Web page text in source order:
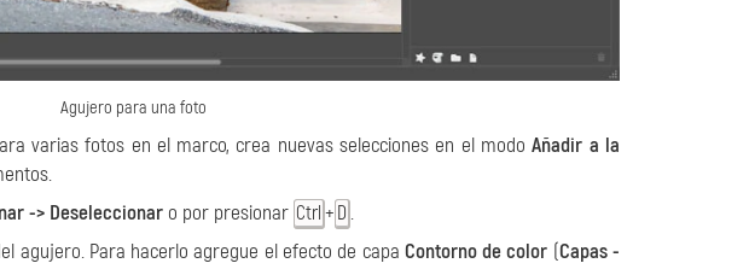
Agujero para una foto
varias fotos en el marco, crea nuevas selecciones en el modoAñadir a la
-> Deseleccionar o por presionar Ctrl + D .
agujero. Para hacerlo agregue el efecto de capa Contorno de color (Capas -